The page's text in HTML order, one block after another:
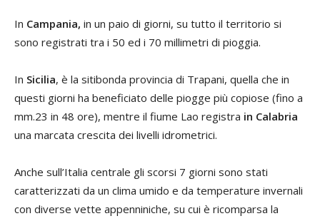
In Campania, in un paio di giorni, su tutto il territorio si
sono registrati tra i 50 ed i 70 millimetri di pioggia.
In Sicilia, è la sitibonda provincia di Trapani, quella che in
questi giorni ha beneficiato delle piogge più copiose (fino a
mm.23 in 48 ore), mentre il fiume Lao registra in Calabria
una marcata crescita dei livelli idrometrici.
Anche sull’Italia centrale gli scorsi 7 giorni sono stati
caratterizzati da un clima umido e da temperature invernali
con diverse vette appenniniche, su cui è ricomparsa la